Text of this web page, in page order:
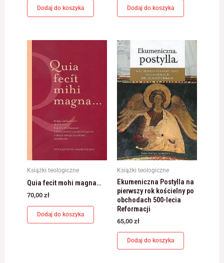
Dodaj do koszyka Dodaj do koszyka
Książki teologiczne
Quia fecit mohi magna…
70,00 zł
Dodaj do koszyka
Książki teologiczne
Ekumeniczna Postylla na
pierwszy rok kościelny po
obchodach 500-lecia
Reformacji
65,00 zł
Dodaj do koszyka
odwiedzania naszej
strony, zwiększasz
spersonalizowanych
treści i ofert.